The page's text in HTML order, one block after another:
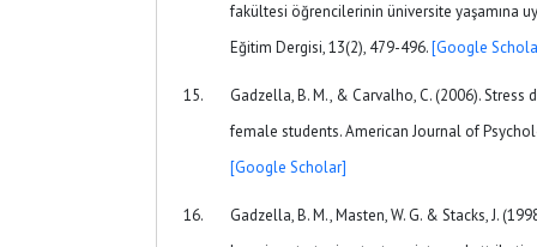
fakültesi öğrencilerinin üniversite yaşamına
Eğitim Dergisi, 13(2), 479-496.[Google
Gadzella, B. M., & Carvalho, C. (2006).
female students. American Journal of
[Google Scholar]
Gadzella, B. M., Masten, W. G. & Stacks, J.